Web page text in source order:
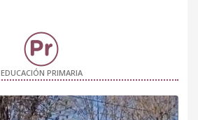
EDUCACIÓN PRIMARIA